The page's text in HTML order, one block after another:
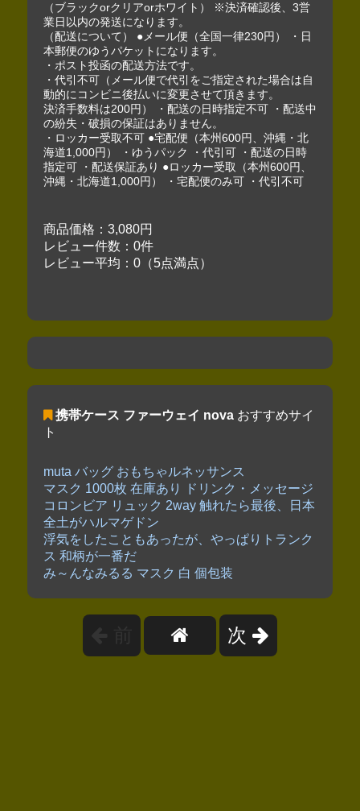
（ブラックorクリアorホワイト） ※決済確認後、3営
業日以内の発送になります。
（配送について） ●メール便（全国一律230円） ・日
本郵便のゆうパケットになります。
・ポスト投函の配送方法です。
・代引不可（メール便で代引をご指定された場合は自
動的にコンビニ後払いに変更させて頂きます。
決済手数料は200円） ・配送の日時指定不可 ・配送中
の紛失・破損の保証はありません。
・ロッカー受取不可 ●宅配便（本州600円、沖縄・北
海道1,000円） ・ゆうパック ・代引可 ・配送の日時
指定可 ・配送保証あり ●ロッカー受取（本州600円、
沖縄・北海道1,000円） ・宅配便のみ可 ・代引不可
商品価格：3,080円
レビュー件数：0件
レビュー平均：0（5点満点）
携帯ケース ファーウェイ novaおすすめサイ
ト
muta バッグ おもちゃルネッサンス
マスク 1000枚 在庫あり ドリンク・メッセージ
コロンビア リュック 2way 触れたら最後、日本
全土がハルマゲドン
浮気をしたこともあったが、やっぱりトランク
ス 和柄が一番だ
み～んなみるる マスク 白 個包装
次